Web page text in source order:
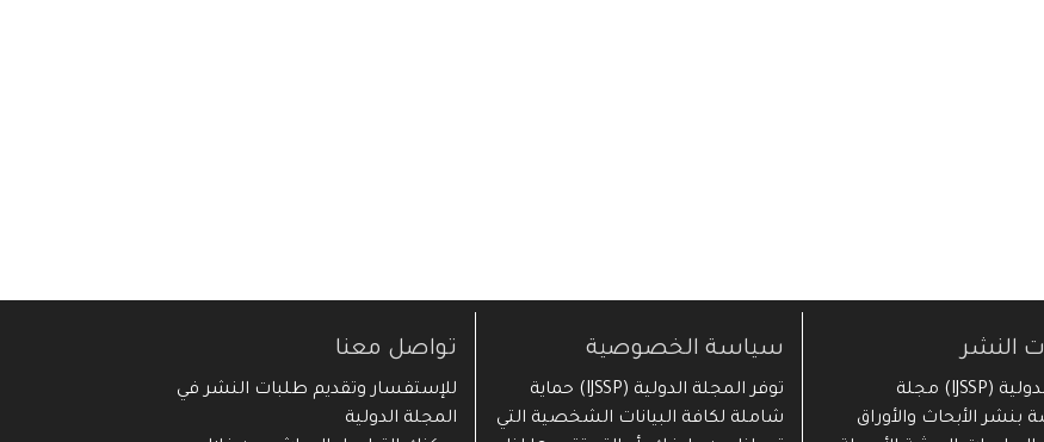
النشر
المجلة الدولية (IJSSP) مجلة
الأبحاث والأوراق
سياسة الخصوصية
توفر المجلة الدولية (IJSSP) حماية
شاملة لكافة البيانات الشخصية التي
تواصل معنا
للإستفسار وتقديم طلبات النشر في
المجلة الدولية